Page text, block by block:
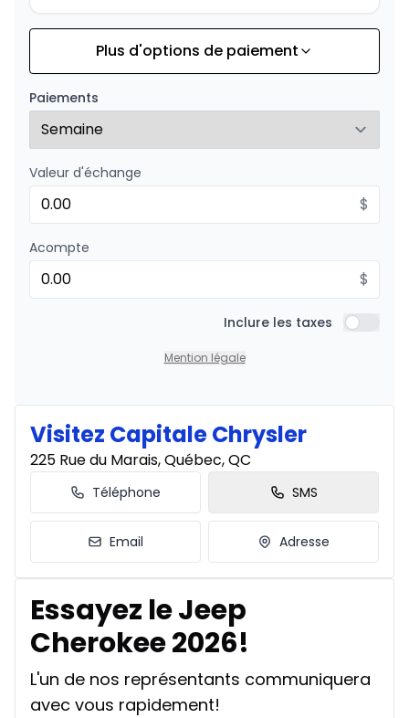
Financement sur 84 mois
0.00 $ d'acompte • 4.99%
À partir de :
Financement sur 72 mois
Financement sur 72 mois
0.00 $ d'acompte • 4.99%
À partir de :
Financement sur 60 mois
254 $/Sem.
Financement sur 48 mois
0.00 $ d'acompte • 4.99%
À partir de :
310$/
Financement sur 36 mois
Financement sur 36 mois
À partir de :
404$/Sem.
Plus d'options de paiement
Paiements
Valeur d'échange
$
Acompte
$
Inclure les taxes Inclure
Mention légale
Visitez Capitale Chrysler
225 Rue du Marais, Québec, QC
Téléphone SMS
Email Adresse
Essayez le Jeep
Cherokee 2026!
L'un de nos représentants communiquera
avec vous rapidement!